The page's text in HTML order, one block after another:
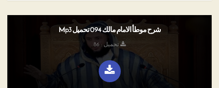
شرح موطأ الامام مالك 094 تحميل Mp3
تحميل : 86